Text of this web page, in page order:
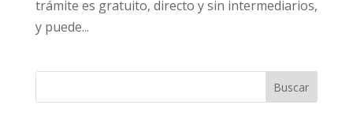
trámite es gratuito, directo y sin intermediarios,
y puede...
Buscar